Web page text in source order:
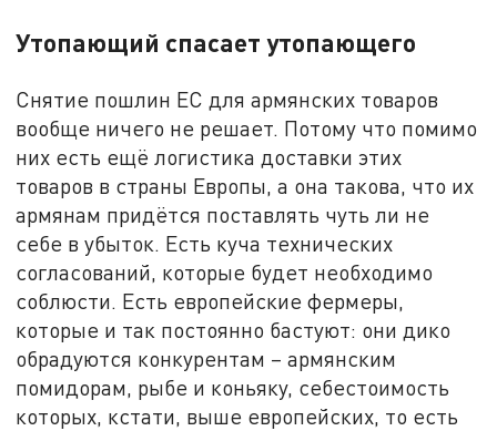
Утопающий спасает утопающего
Снятие пошлин ЕС для армянских товаров
вообще ничего не решает. Потому что помимо
них есть ещё логистика доставки этих
товаров в страны Европы, а она такова, что их
армянам придётся поставлять чуть ли не
себе в убыток. Есть куча технических
согласований, которые будет необходимо
соблюсти. Есть европейские фермеры,
которые и так постоянно бастуют: они дико
обрадуются конкурентам – армянским
помидорам, рыбе и коньяку, себестоимость
которых, кстати, выше европейских, то есть